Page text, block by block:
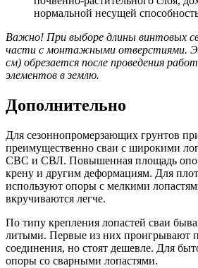
нормальной несущей
Важно! При выборе длины винтовых
части с монтажными отверстиями.
см) обрезается после проведения
элементов в землю.
Дополнительно
Для сезоннопромерзающих грунтов
преимущественно сваи с широкими
СВС и СВЛ. Повышенная площадь
крену и другим деформациям. Для
используют опоры с мелкими
вкручиваются легче.
По типу крепления лопастей сваи
литыми. Первые из них проигрывают
соединения, но стоят дешевле. Для
опоры со сварными лопастями.